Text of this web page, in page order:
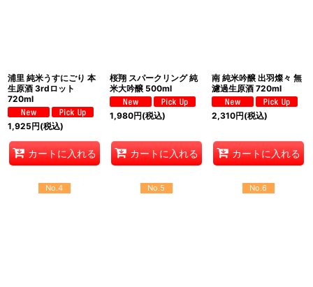
浦里 純米うすにごり 本
生原酒 3rdロット
720ml
1,925円(税込)
カートに入れる
桜翔 スパークリング 純
米大吟醸 500ml
1,980円(税込)
カートに入れる
南 純米吟醸 出羽燦々 無
濾過生原酒 720ml
2,310円(税込)
カートに入れる
No.4 No.5 No.6